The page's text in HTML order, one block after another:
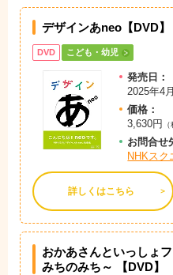
デザインあneo【DVD】
DVD こども・幼児
発売日：
2025年4
価格：
3,630円
お問合せ
NHKスク
詳しくはこちら
おかあさんといっしょ
みちのみち～ 【DVD】